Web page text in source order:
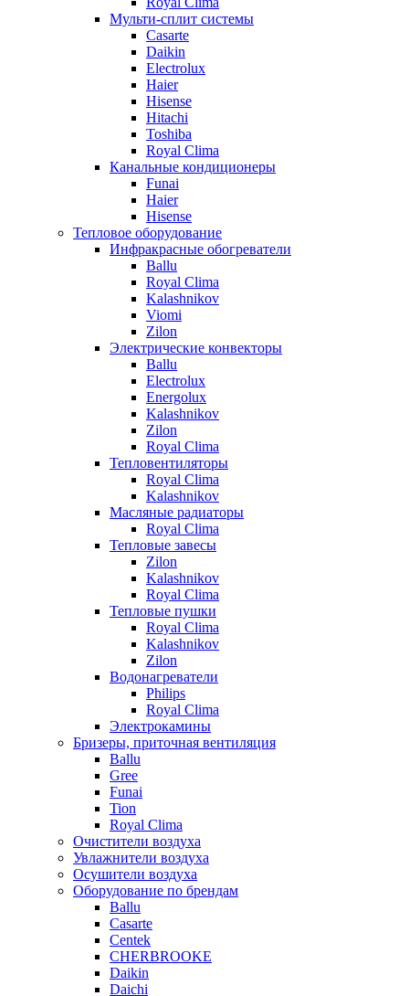
Мульти-сплит системы
Casarte
Daikin
Electrolux
Haier
Hisense
Hitachi
Toshiba
Royal Clima
Канальные кондиционеры
Funai
Haier
Hisense
Тепловое оборудование
Инфракрасные обогреватели
Ballu
Royal Clima
Kalashnikov
Viomi
Zilon
Электрические конвекторы
Ballu
Electrolux
Energolux
Kalashnikov
Zilon
Royal Clima
Тепловентиляторы
Royal Clima
Kalashnikov
Масляные радиаторы
Royal Clima
Тепловые завесы
Zilon
Kalashnikov
Royal Clima
Тепловые пушки
Royal Clima
Kalashnikov
Zilon
Водонагреватели
Philips
Royal Clima
Электрокамины
Бризеры, приточная вентиляция
Ballu
Gree
Funai
Tion
Royal Clima
Очистители воздуха
Увлажнители воздуха
Осушители воздуха
Оборудование по брендам
Ballu
Casarte
Centek
CHERBROOKE
Daikin
Daichi